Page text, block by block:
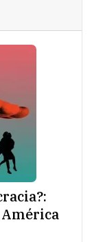
América